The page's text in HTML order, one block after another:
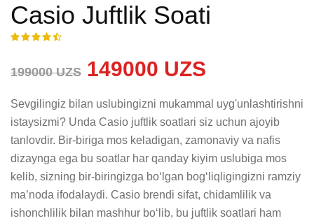
Casio Juftlik Soati
199000 UZS 149000 UZS
Sevgilingiz bilan uslubingizni mukammal uyg'unlashtirishni
istaysizmi? Unda Casio juftlik soatlari siz uchun ajoyib
tanlovdir. Bir-biriga mos keladigan, zamonaviy va nafis
dizaynga ega bu soatlar har qanday kiyim uslubiga mos
kelib, sizning bir-biringizga bo‘lgan bog‘liqligingizni ramziy
ma’noda ifodalaydi. Casio brendi sifat, chidamlilik va
ishonchlilik bilan mashhur bo‘lib, bu juftlik soatlari ham